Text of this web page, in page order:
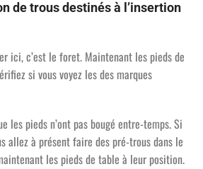
de trous destinés à l’insertion
ici, c’est le foret. Maintenant les pieds de
si vous voyez les des marques
les pieds n’ont pas bougé entre-temps. Si
allez à présent faire des pré-trous dans le
les pieds de table à leur position.